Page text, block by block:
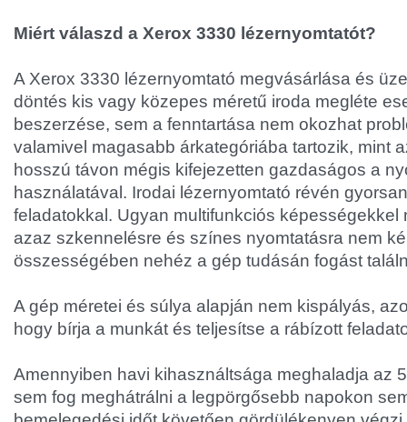
Miért válaszd a Xerox 3330 lézernyomtatót?
A Xerox 3330 lézernyomtató megvásárlása és
döntés kis vagy közepes méretű iroda megléte
beszerzése, sem a fenntartása nem okozhat
valamivel magasabb árkategóriába tartozik, mint
hosszú távon mégis kifejezetten gazdaságos a
használatával. Irodai lézernyomtató révén
feladatokkal. Ugyan multifunkciós képességekkel
azaz szkennelésre és színes nyomtatásra nem
összességében nehéz a gép tudásán fogást
A gép méretei és súlya alapján nem kispályás,
hogy bírja a munkát és teljesítse a rábízott
Amennyiben havi kihasználtsága meghaladja az
sem fog meghátrálni a legpörgősebb napokon